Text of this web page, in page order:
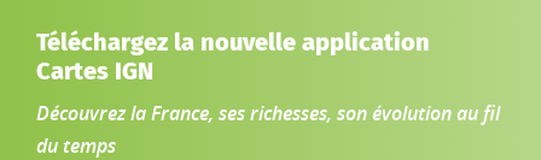
Téléchargez la nouvelle application
Cartes IGN
Découvrez la France, ses richesses, son évolution au fil
du temps